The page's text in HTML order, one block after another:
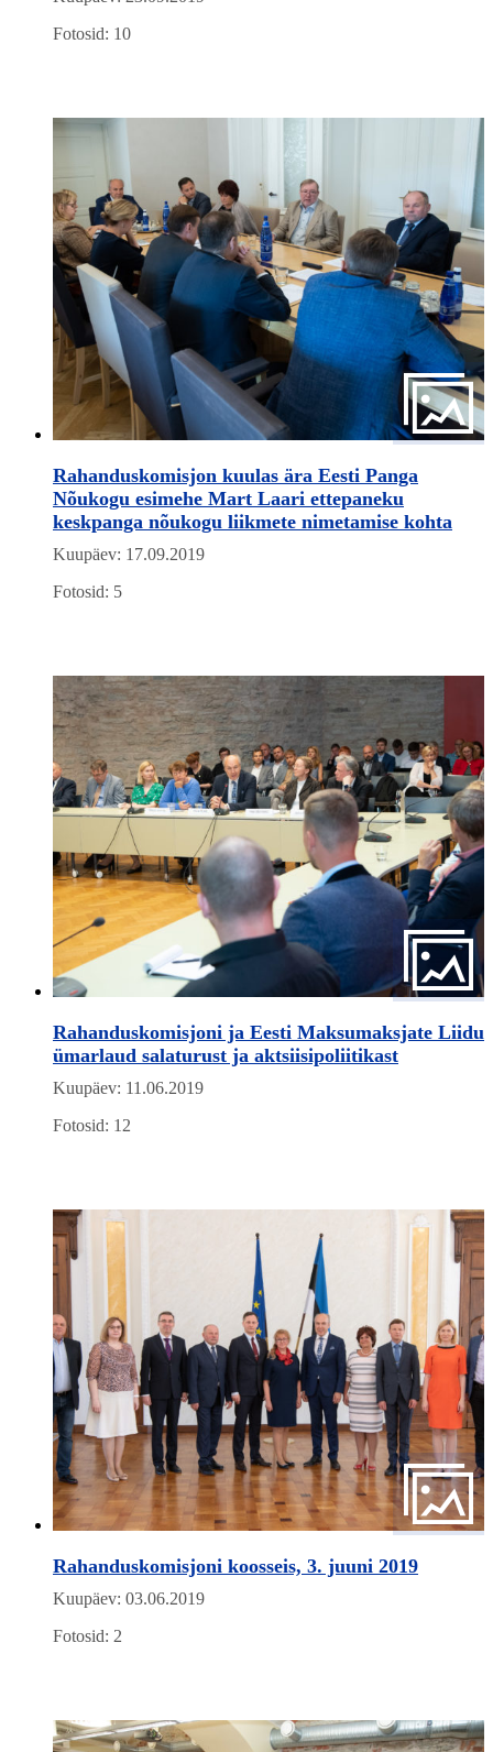
Fotosid: 10
Rahanduskomisjon kuulas ära Eesti Panga
Nõukogu esimehe Mart Laari ettepaneku
keskpanga nõukogu liikmete nimetamise kohta
Kuupäev: 17.09.2019
Fotosid: 5
Rahanduskomisjoni ja Eesti Maksumaksjate Liidu
ümarlaud salaturust ja aktsiisipoliitikast
Kuupäev: 11.06.2019
Fotosid: 12
Rahanduskomisjoni koosseis, 3. juuni 2019
Kuupäev: 03.06.2019
Fotosid: 2